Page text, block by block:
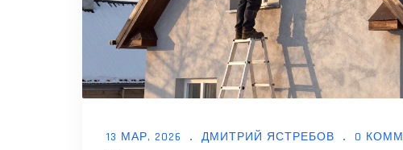
13 МАР, 2026 ДМИТРИЙ ЯСТРЕБОВ 0